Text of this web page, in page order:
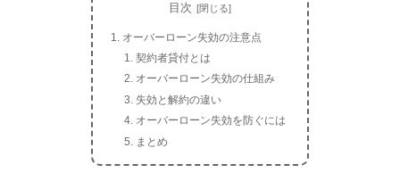
目次
オーバーローン失効の注意点
契約者貸付とは
オーバーローン失効の仕組み
失効と解約の違い
オーバーローン失効を防ぐには
まとめ